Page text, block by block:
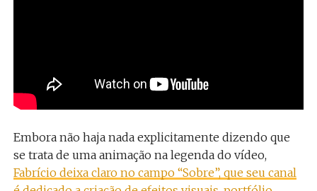
Embora não haja nada explicitamente dizendo que
se trata de uma animação na legenda do vídeo,
Fabrício deixa claro no campo “Sobre”, que seu canal